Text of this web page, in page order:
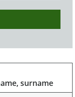
surname